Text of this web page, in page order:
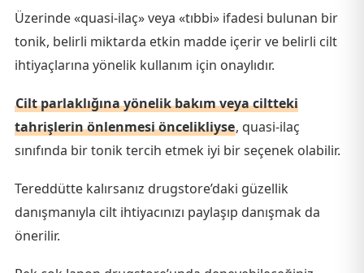
Üzerinde «quasi-ilaç» veya «tıbbi» ifadesi bulunan bir
tonik, belirli miktarda etkin madde içerir ve belirli cilt
ihtiyaçlarına yönelik kullanım için onaylıdır.
Cilt parlaklığına yönelik bakım veya ciltteki
tahrişlerin önlenmesi öncelikliyse, quasi-ilaç
sınıfında bir tonik tercih etmek iyi bir seçenek olabilir.
Tereddütte kalırsanız drugstore’daki güzellik
danışmanıyla cilt ihtiyacınızı paylaşıp danışmak da
önerilir.